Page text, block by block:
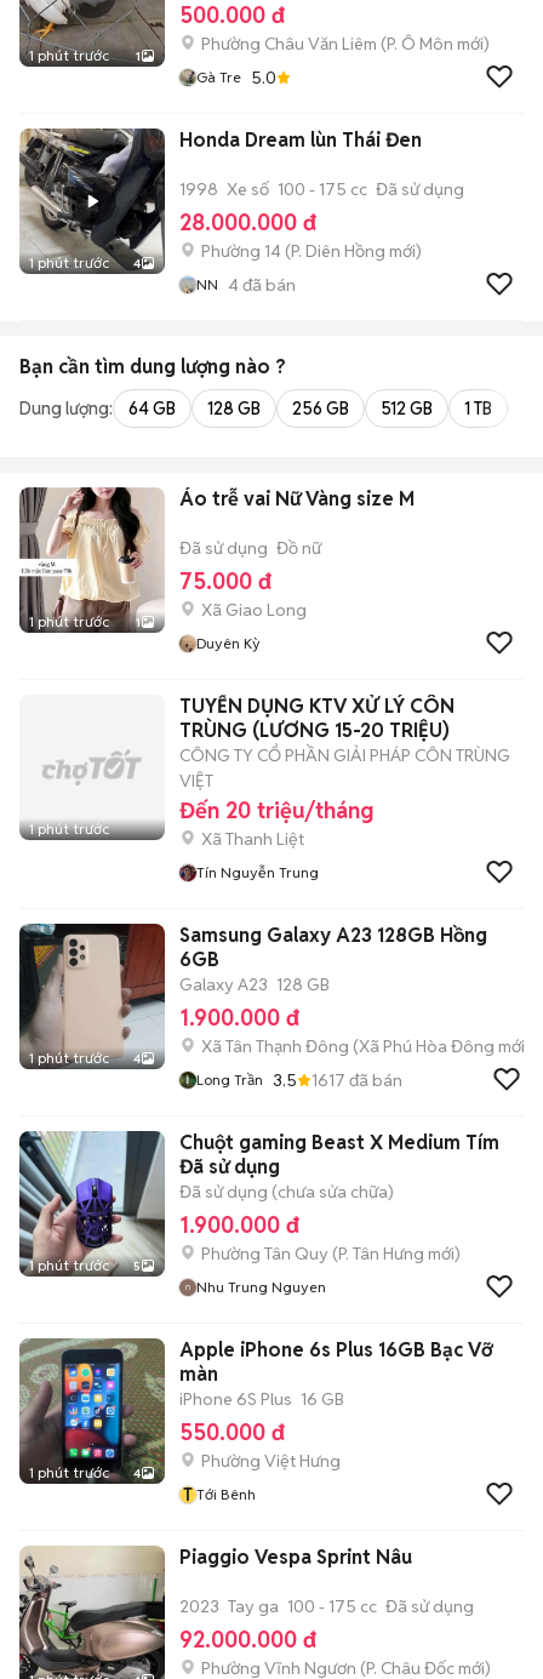
1 phút trước 1
500.000 đ
Phường Châu Văn Liêm (P. Ô Môn mới)
Gà Tre 5.0
1 phút trước 4
Honda Dream lùn Thái Đen
1998 Xe số 100 - 175 cc Đã sử dụng
28.000.000 đ
Phường 14 (P. Diên Hồng mới)
NN 4đã bán
Bạn cần tìm dung lượng nào ?
Dung lượng: 64 GB 128 GB 256 GB 512 GB 1 TB
1 phút trước 1
Áo trễ vai Nữ Vàng size M
Đã sử dụng Đồ nữ
75.000 đ
Xã Giao Long
Duyên Kỳ
1 phút trước
TUYỂN DỤNG KTV XỬ LÝ CÔN
TRÙNG (LƯƠNG 15-20 TRIỆU)
CÔNG TY CỔ PHẦN GIẢI PHÁP CÔN TRÙNG
VIỆT
Đến 20 triệu/tháng
Xã Thanh Liệt
Tín Nguyễn Trung
1 phút trước 4
Samsung Galaxy A23 128GB Hồng
6GB
Galaxy A23 128 GB
1.900.000 đ
Xã Tân Thạnh Đông (Xã Phú Hòa Đông mới)
Long Trần 3.5 1617 đã bán
1 phút trước 5
Chuột gaming Beast X Medium Tím
Đã sử dụng
Đã sử dụng (chưa sửa chữa)
1.900.000 đ
Phường Tân Quy (P. Tân Hưng mới)
Nhu Trung Nguyen
1 phút trước 4
Apple iPhone 6s Plus 16GB Bạc Vỡ
màn
iPhone 6S Plus 16 GB
550.000 đ
Phường Việt Hưng
T Tới Bênh
Piaggio Vespa Sprint Nâu
2023 Tay ga 100 - 175 cc Đã sử dụng
92.000.000 đ
Phường Vĩnh Ngươn (P. Châu Đốc mới)